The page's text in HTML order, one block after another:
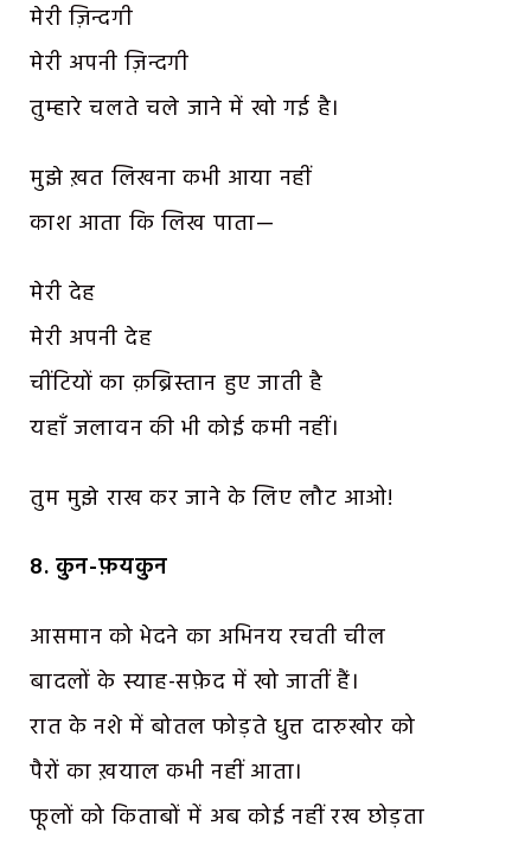
मेरी ज़िन्दगी
मेरी अपनी ज़िन्दगी
तुम्हारे चलते चले जाने में खो गई है।
मुझे ख़त लिखना कभी आया नहीं
काश आता कि लिख पाता—
मेरी देह
मेरी अपनी देह
चींटियों का क़ब्रिस्तान हुए जाती है
यहाँ जलावन की भी कोई कमी नहीं।
तुम मुझे राख कर जाने के लिए लौट आओ!
8. कुन-फ़यकुन
आसमान को भेदने का अभिनय रचती चील
बादलों के स्याह-सफ़ेद में खो जातीं हैं।
रात के नशे में बोतल फोड़ते धुत्त दारुखोर को
पैरों का ख़याल कभी नहीं आता।
फूलों को किताबों में अब कोई नहीं रख छोड़ता